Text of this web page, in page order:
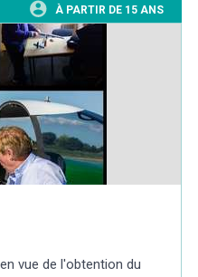
À PARTIR DE 15 ANS
vue de l'obtention du